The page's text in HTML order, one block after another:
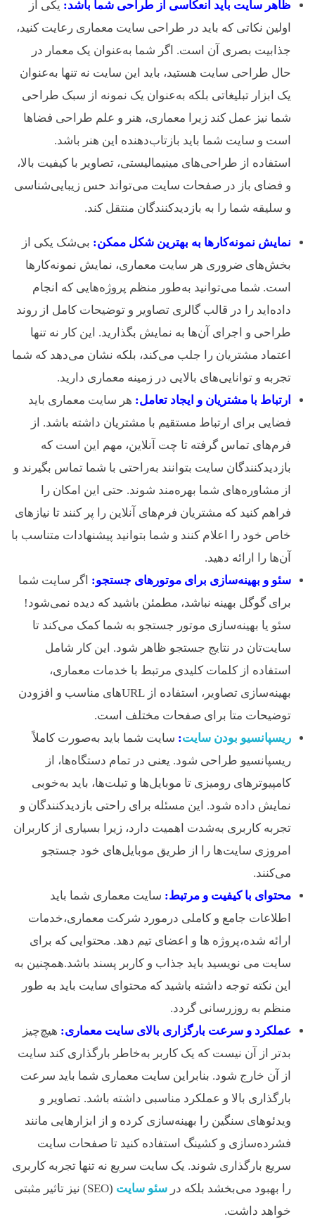
ظاهر سایت باید انعکاسی از طراحی شما باشد: یکی از
اولین نکاتی که باید در طراحی سایت معماری رعایت کنید،
جذابیت بصری آن است. اگر شما به‌عنوان یک معمار در
حال طراحی سایت هستید، باید این سایت نه تنها به‌عنوان
یک ابزار تبلیغاتی بلکه به‌عنوان یک نمونه از سبک طراحی
شما نیز عمل کند زیرا معماری، هنر و علم طراحی فضاها
است و سایت شما باید بازتاب‌دهنده این هنر باشد.
استفاده از طراحی‌های مینیمالیستی، تصاویر با کیفیت بالا،
و فضای باز در صفحات سایت می‌تواند حس زیبایی‌شناسی
و سلیقه شما را به بازدیدکنندگان منتقل کند.
نمایش نمونه‌کارها به بهترین شکل ممکن: بی‌شک یکی از
بخش‌های ضروری هر سایت معماری، نمایش نمونه‌کارها
است. شما می‌توانید به‌طور منظم پروژه‌هایی که انجام
داده‌اید را در قالب گالری تصاویر و توضیحات کامل از روند
طراحی و اجرای آن‌ها به نمایش بگذارید. این کار نه تنها
اعتماد مشتریان را جلب می‌کند، بلکه نشان می‌دهد که شما
تجربه و توانایی‌های بالایی در زمینه معماری دارید.
ارتباط با مشتریان و ایجاد تعامل: هر سایت معماری باید
فضایی برای ارتباط مستقیم با مشتریان داشته باشد. از
فرم‌های تماس گرفته تا چت آنلاین، مهم این است که
بازدیدکنندگان سایت بتوانند به‌راحتی با شما تماس بگیرند و
از مشاوره‌های شما بهره‌مند شوند. حتی این امکان را
فراهم کنید که مشتریان فرم‌های آنلاین را پر کنند تا نیازهای
خاص خود را اعلام کنند و شما بتوانید پیشنهادات متناسب با
آن‌ها را ارائه دهید.
سئو و بهینه‌سازی برای موتورهای جستجو: اگر سایت شما
برای گوگل بهینه نباشد، مطمئن باشید که دیده نمی‌شود!
سئو یا بهینه‌سازی موتور جستجو به شما کمک می‌کند تا
سایت‌تان در نتایج جستجو ظاهر شود. این کار شامل
استفاده از کلمات کلیدی مرتبط با خدمات معماری،
بهینه‌سازی تصاویر، استفاده از URL‌های مناسب و افزودن
توضیحات متا برای صفحات مختلف است.
ریسپانسیو بودن سایت: سایت شما باید به‌صورت کاملاً
ریسپانسیو طراحی شود. یعنی در تمام دستگاه‌ها، از
کامپیوترهای رومیزی تا موبایل‌ها و تبلت‌ها، باید به‌خوبی
نمایش داده شود. این مسئله برای راحتی بازدیدکنندگان و
تجربه کاربری به‌شدت اهمیت دارد، زیرا بسیاری از کاربران
امروزی سایت‌ها را از طریق موبایل‌های خود جستجو
می‌کنند.
محتوای با کیفیت و مرتبط: سایت معماری شما باید
اطلاعات جامع و کاملی درمورد شرکت معماری،خدمات
ارائه شده،پروژه ها و اعضای تیم دهد. محتوایی که برای
سایت می نویسید باید جذاب و کاربر پسند باشد.همچنین به
این نکته توجه داشته باشید که محتوای سایت باید به طور
منظم به روزرسانی گردد.
عملکرد و سرعت بارگزاری بالای سایت معماری: هیچ‌چیز
بدتر از آن نیست که یک کاربر به‌خاطر بارگذاری کند سایت
از آن خارج شود. بنابراین سایت معماری شما باید سرعت
بارگذاری بالا و عملکرد مناسبی داشته باشد. تصاویر و
ویدئوهای سنگین را بهینه‌سازی کرده و از ابزارهایی مانند
فشرده‌سازی و کشینگ استفاده کنید تا صفحات سایت
سریع بارگذاری شوند. یک سایت سریع نه تنها تجربه کاربری
را بهبود می‌بخشد بلکه در سئو سایت
(SEO) نیز تاثیر مثبتی
خواهد داشت.